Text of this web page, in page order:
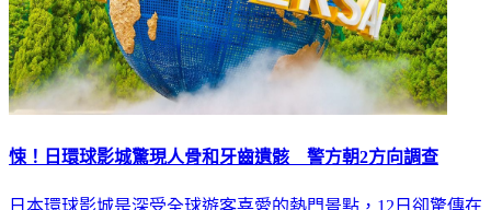
悚！日環球影城驚現人骨和牙齒遺骸 警方朝2方向調查